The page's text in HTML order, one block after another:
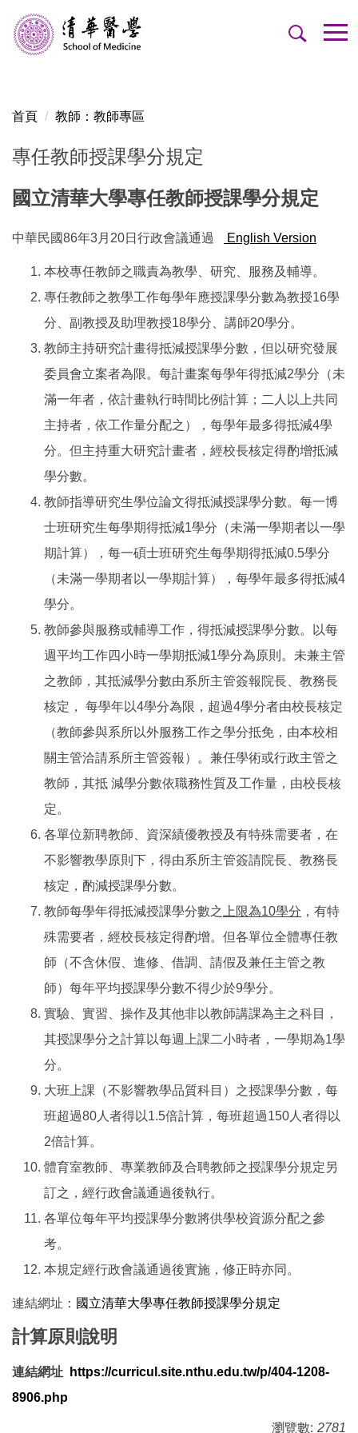
到
主
容
首頁 教師：教師專區
專任教師授課學分規定
國立清華大學專任教師授課學分規定
中華民國86年3月20日行政會議通過 English Version
本校專任教師之職責為教學、研究、服務及輔導。
專任教師之教學工作每學年應授課學分數為教授16學
分、副教授及助理教授18學分、講師20學分。
教師主持研究計畫得抵減授課學分數，但以研究發展
委員會立案者為限。每計畫案每學年得抵減2學分（未
滿一年者，依計畫執行時間比例計算；二人以上共同
主持者，依工作量分配之），每學年最多得抵減4學
分。但主持重大研究計畫者，經校長核定得酌增抵減
學分數。
教師指導研究生學位論文得抵減授課學分數。每一博
士班研究生每學期得抵減1學分（未滿一學期者以一學
期計算），每一碩士班研究生每學期得抵減0.5學分
（未滿一學期者以一學期計算），每學年最多得抵減4
學分。
教師參與服務或輔導工作，得抵減授課學分數。以每
週平均工作四小時一學期抵減1學分為原則。未兼主管
之教師，其抵減學分數由系所主管簽報院長、教務長
核定， 每學年以4學分為限，超過4學分者由校長核定
（教師參與系所以外服務工作之學分抵免，由本校相
關主管洽請系所主管簽報）。兼任學術或行政主管之
教師，其抵 減學分數依職務性質及工作量，由校長核
定。
各單位新聘教師、資深績優教授及有特殊需要者，在
不影響教學原則下，得由系所主管簽請院長、教務長
核定，酌減授課學分數。
教師每學年得抵減授課學分數之 上限為10學分 ，有特
殊需要者，經校長核定得酌增。但各單位全體專任教
師（不含休假、進修、借調、請假及兼任主管之教
師）每年平均授課學分數不得少於9學分。
實驗、實習、操作及其他非以教師講課為主之科目，
其授課學分之計算以每週上課二小時者，一學期為1學
分。
大班上課（不影響教學品質科目）之授課學分數，每
班超過80人者得以1.5倍計算，每班超過150人者得以
2倍計算。
體育室教師、專業教師及合聘教師之授課學分規定另
訂之，經行政會議通過後執行。
各單位每年平均授課學分數將供學校資源分配之參
考。
本規定經行政會議通過後實施，修正時亦同。
連結網址： 國立清華大學專任教師授課學分規定
計算原則說明
連結網址
https://curricul.site.nthu.edu.tw/p/404-1208-
8906.php
瀏覽數: 2781